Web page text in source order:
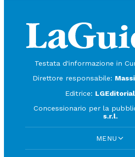
Testata d'informazione in
Direttore responsabile:
Editrice:
Concessionario per la
s.r.l.
MENU